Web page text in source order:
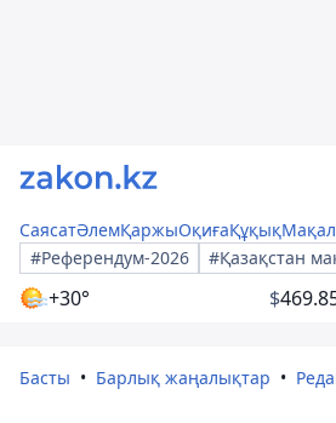
СаясатӘлемҚаржыОқиғаҚұқық
#Референдум-2026
#Қазақстан
+30° $
Басты Барлық жаңалықтар